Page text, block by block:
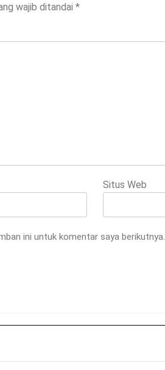
wajib ditandai *
Situs Web
ini untuk komentar saya berikutnya.